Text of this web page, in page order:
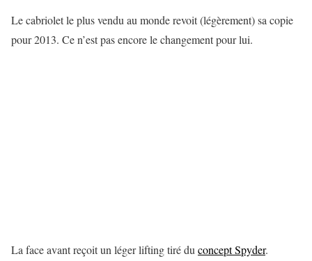
Le cabriolet le plus vendu au monde revoit (légèrement) sa copie
pour 2013. Ce n’est pas encore le changement pour lui.
La face avant reçoit un léger lifting tiré du concept Spyder.